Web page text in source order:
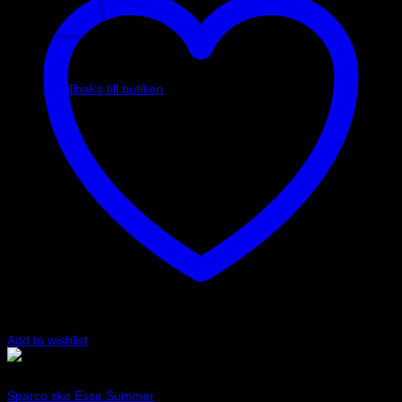
Inga produkter i varukorgen.
Gå tillbaka till butiken
Add to wishlist
Sparco sko Esse Summer